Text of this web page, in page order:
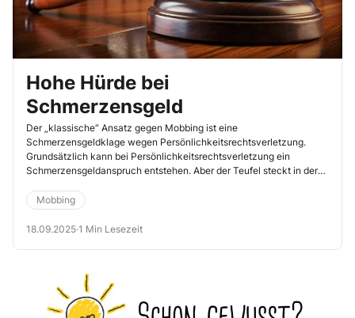
Hohe Hürde bei
Schmerzensgeld
Der „klassische“ Ansatz gegen Mobbing ist eine
Schmerzensgeldklage wegen Persönlichkeitsrechtsverletzung.
Grundsätzlich kann bei Persönlichkeitsrechtsverletzung ein
Schmerzensgeldanspruch entstehen. Aber der Teufel steckt in der
Mobbing
18.09.2025·1 Min Lesezeit